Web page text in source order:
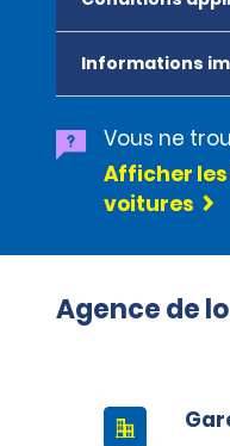
Informations
Vous ne
Afficher
voitures
Agence de